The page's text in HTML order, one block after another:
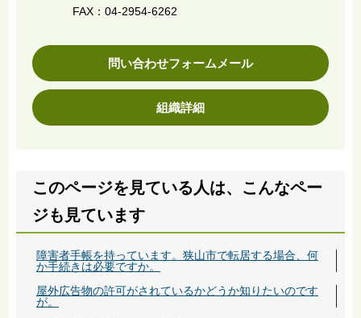
FAX：04-2954-6262
問い合わせフォームメール
組織詳細
このページを見ている人は、こんなペー
ジも見ています
障害者手帳を持っています。狭山市で転居する場合、何
か手続きは必要ですか。
屋外広告物の許可がされているかどうか知りたいのです
が。